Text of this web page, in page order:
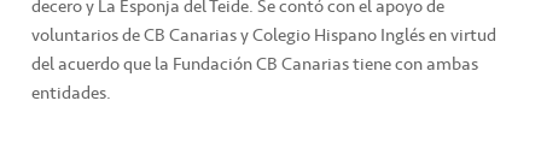
decero y La Esponja del Teide. Se contó con el apoyo de
voluntarios de CB Canarias y Colegio Hispano Inglés en virtud
del acuerdo que la Fundación CB Canarias tiene con ambas
entidades.